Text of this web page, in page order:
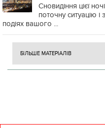
Сновидіння цієї
поточну ситуацію і
подіях вашого ...
БІЛЬШЕ МАТЕРІАЛІВ